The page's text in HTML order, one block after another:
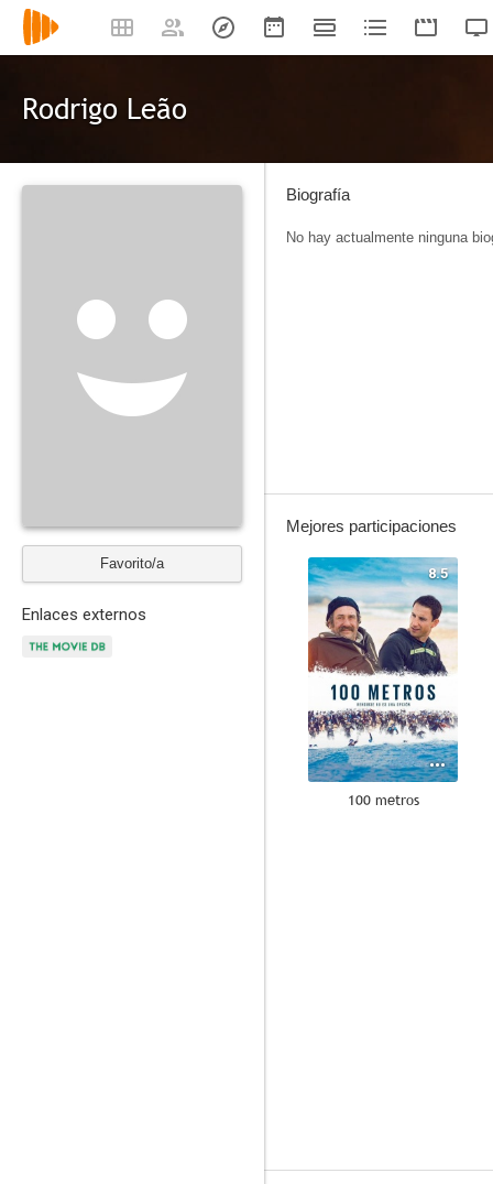
Rodrigo Leão
Favorito/a
Enlaces externos
Biografía
No hay actualmente ninguna
Mejores participaciones
8.5
100 metros